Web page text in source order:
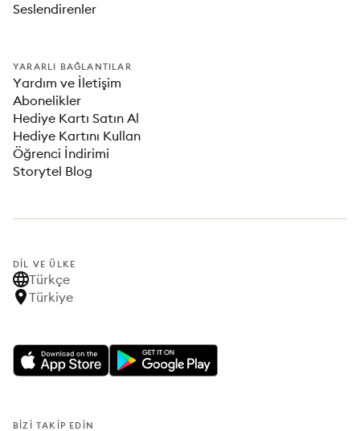
Seslendirenler
YARARLI BAĞLANTILAR
Yardım ve İletişim
Abonelikler
Hediye Kartı Satın Al
Hediye Kartını Kullan
Öğrenci İndirimi
Storytel Blog
DIL VE ÜLKE
Türkçe
Türkiye
BIZI TAKIP EDIN